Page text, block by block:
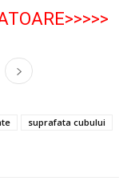
suprafata cubului